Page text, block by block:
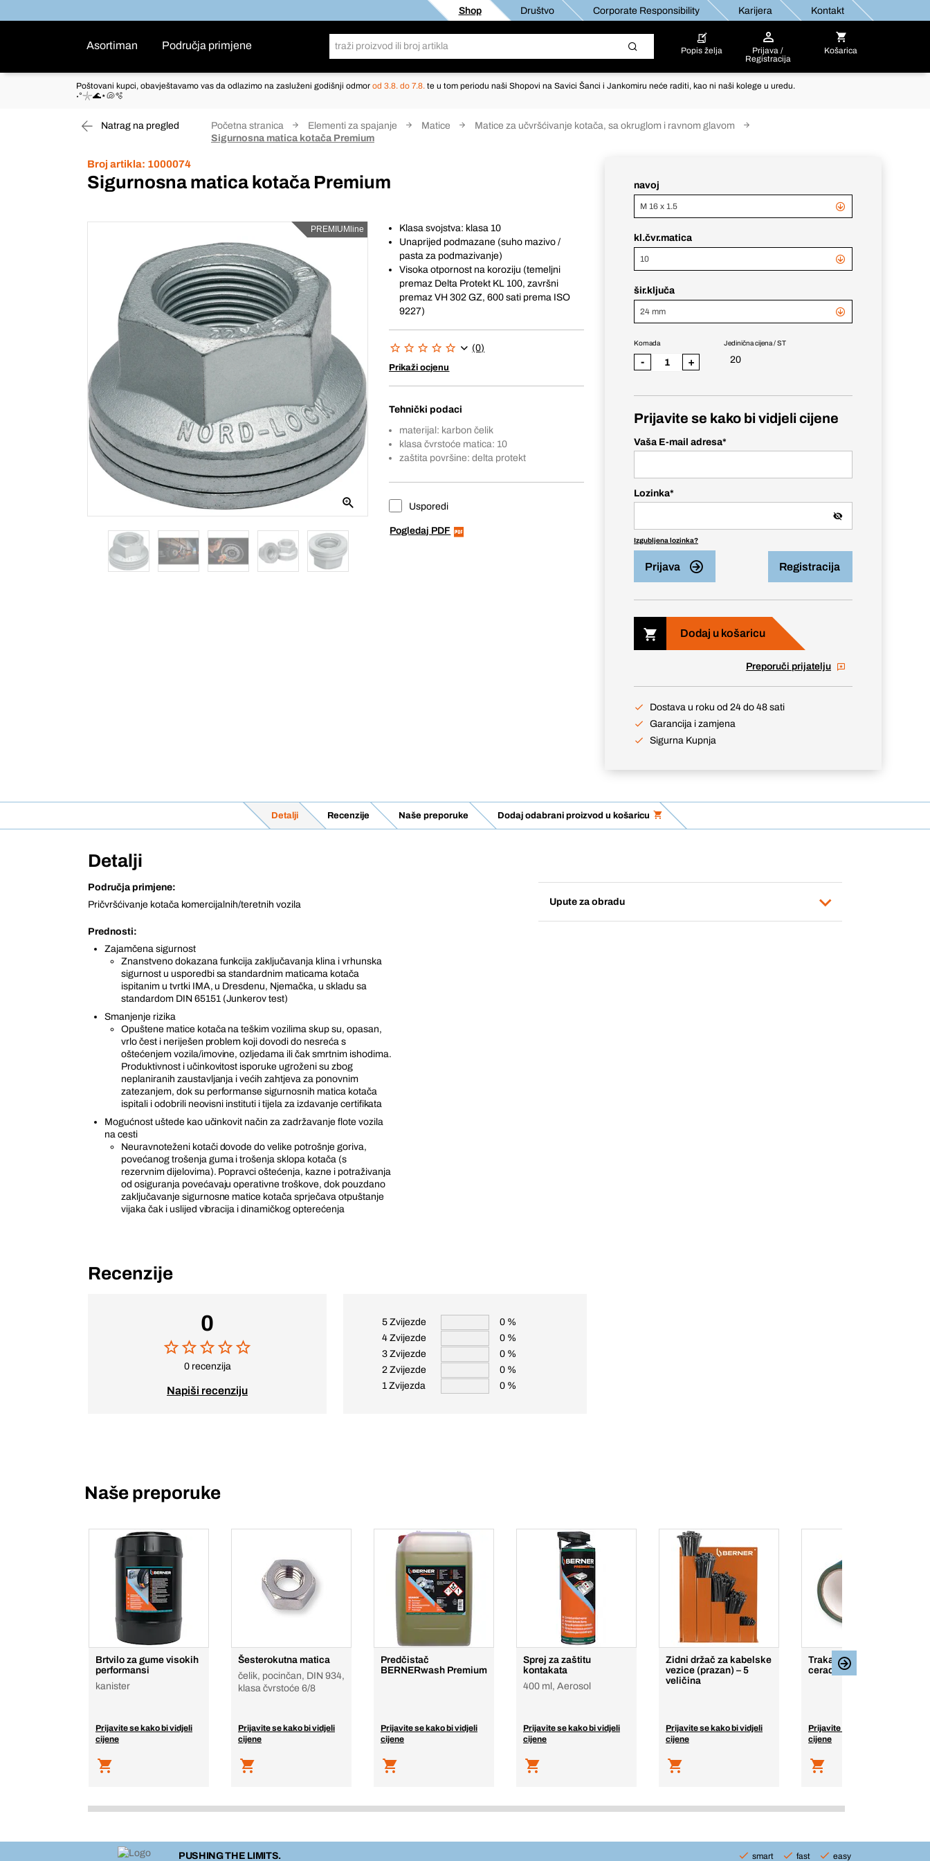
Shop Društvo Corporate Responsibility Karijera Kontakt
Asortiman Područja primjene Popis želja
Prijava /
Registracija
Košarica
Poštovani kupci, obavještavamo vas da odlazimo na zasluženi godišnji odmor od 3.8. do 7.8. te u tom periodu naši Shopovi na Savici Šanci i Jankomiru neće raditi, kao ni naši kolege u uredu.
˖°𓇼🌊⋆🐚🫧
Natrag na pregled Početna stranica Elementi za spajanje Matice
Matice za učvršćivanje kotača, sa okruglom i ravnom glavom
Sigurnosna matica kotača Premium
Broj artikla: 1000074
Sigurnosna matica kotača Premium
PREMIUMline
Klasa svojstva: klasa 10
Unaprijed podmazane (suho mazivo /
pasta za podmazivanje)
Visoka otpornost na koroziju (temeljni
premaz Delta Protekt KL 100, završni
premaz VH 302 GZ, 600 sati prema ISO
9227)
(0)
Prikaži ocjenu
Tehnički podaci
materijal: karbon čelik
klasa čvrstoće matica: 10
zaštita površine: delta protekt
Usporedi
Pogledaj PDF
navoj
M 16 x 1.5
kl.čvr.matica
10
šir.ključa
24 mm
Jedinična cijena / ST
20
Komada
- +
Prijavite se kako bi vidjeli cijene
Vaša E-mail adresa*
Lozinka*
Izgubljena lozinka?
Prijava Registracija
Dodaj u košaricu
Preporuči prijatelju
Dostava u roku od 24 do 48 sati
Garancija i zamjena
Sigurna Kupnja
Detalji Recenzije Naše preporuke Dodaj odabrani proizvod u košaricu
Detalji
Područja primjene:
Pričvršćivanje kotača komercijalnih/teretnih vozila
Prednosti:
Zajamčena sigurnost
Znanstveno dokazana funkcija zaključavanja klina i vrhunska
sigurnost u usporedbi sa standardnim maticama kotača
ispitanim u tvrtki IMA, u Dresdenu, Njemačka, u skladu sa
standardom DIN 65151 (Junkerov test)
Smanjenje rizika
Opuštene matice kotača na teškim vozilima skup su, opasan,
vrlo čest i neriješen problem koji dovodi do nesreća s
oštećenjem vozila/imovine, ozljedama ili čak smrtnim ishodima.
Produktivnost i učinkovitost isporuke ugroženi su zbog
neplaniranih zaustavljanja i većih zahtjeva za ponovnim
zatezanjem, dok su performanse sigurnosnih matica kotača
ispitali i odobrili neovisni instituti i tijela za izdavanje certifikata
Mogućnost uštede kao učinkovit način za zadržavanje flote vozila
na cesti
Neuravnoteženi kotači dovode do velike potrošnje goriva,
povećanog trošenja guma i trošenja sklopa kotača (s
rezervnim dijelovima). Popravci oštećenja, kazne i potraživanja
od osiguranja povećavaju operativne troškove, dok pouzdano
zaključavanje sigurnosne matice kotača sprječava otpuštanje
vijaka čak i uslijed vibracija i dinamičkog opterećenja
Upute za obradu
Recenzije
0
0 recenzija
Napiši recenziju
5 Zvijezde
0 %
4 Zvijezde
0 %
3 Zvijezde
0 %
2 Zvijezde
0 %
1 Zvijezda
0 %
Naše preporuke
Brtvilo za gume visokih
performansi
kanister
Prijavite se kako bi vidjeli
cijene
Šesterokutna matica
čelik, pocinčan, DIN 934,
klasa čvrstoće 6/8
Prijavite se kako bi vidjeli
cijene
Predčistač
BERNERwash Premium
Prijavite se kako bi vidjeli
cijene
Sprej za zaštitu
kontakata
400 ml, Aerosol
Prijavite se kako bi vidjeli
cijene
Zidni držač za kabelske
vezice (prazan) – 5
veličina
Prijavite se kako bi vidjeli
cijene
Traka za popravak
cerade Easy-Patch
Prijavite se kako bi vidjeli
cijene
PUSHING THE LIMITS. smart fast easy